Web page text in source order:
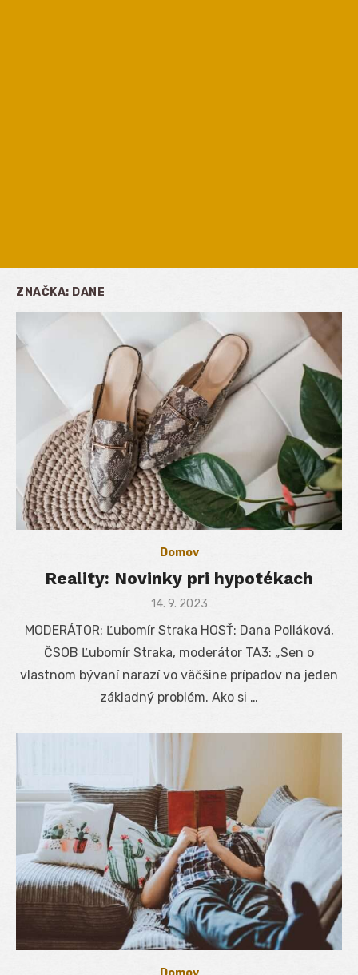
ZNAČKA: DANE
Domov
Reality: Novinky pri hypotékach
Posted
14. 9. 2023
MODERÁTOR: Ľubomír Straka HOSŤ: Dana Polláková,
ČSOB Ľubomír Straka, moderátor TA3: „Sen o
vlastnom bývaní narazí vo väčšine prípadov na jeden
základný problém. Ako si …